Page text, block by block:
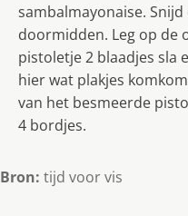
sambalmayonaise.
doormidden. Leg op de
pistoletje 2 blaadjes sla
hier wat plakjes
van het besmeerde
4 bordjes.
Bron: tijd voor vis